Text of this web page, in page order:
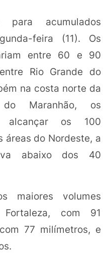
acumulados
feira (11). Os
entre 60 e 90
Rio Grande do
na costa norte da
Maranhão, os
alcançar os 100
áreas do Nordeste, a
abaixo dos 40
maiores volumes
com 91
77 milímetros, e